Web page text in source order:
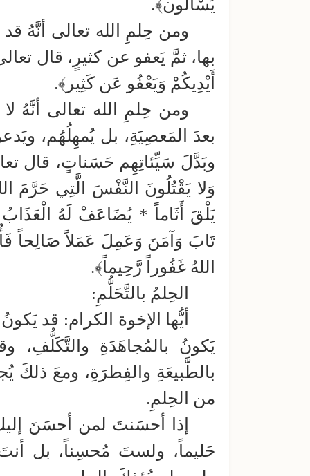
يُسْأَلُون﴾.
ومن حِلمِ الله تعالى أنَّهُ
بها، ثمَّ يَعفو عن كثيرٍ، قال
أَيْدِيكُمْ وَيَعْفُو عَن كَثِير﴾.
ومن حِلمِ الله تعالى أنَّهُ
بعدَ المَعصِيَةِ، بل يُمهِلُهُم،
وبَدَّلَ سَيِّئاتِهِم حَسَناتٍ، قال
وَلا يَقْتُلُونَ النَّفْسَ الَّتِي حَرَّمَ
يَلْقَ أَثَاماً * يُضَاعَفْ لَهُ الْعَذَابُ
تَابَ وَآمَنَ وَعَمِلَ عَمَلاً صَالِحاً
اللهُ غَفُوراً رَّحِيماً﴾.
الحِلمُ بالتَّحَلُّمِ:
أيُّها الإخوة الكرام: قد
يَكونُ بالمُجاهَدَةِ والتَّكَلُّفِ،
بالطَّبيعَةِ والفِطرَةِ، ومعَ ذلكَ
من الحِلمِ.
إذا أحسَنتَ لمن أحسَنَ
حَليماً، ولستَ مُحسِناً، بل